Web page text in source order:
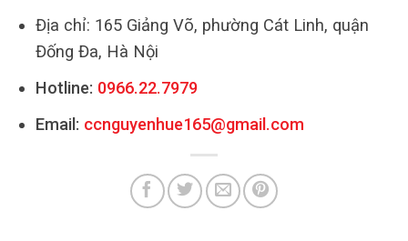
Địa chỉ: 165 Giảng Võ, phường Cát Linh, quận
Đống Đa, Hà Nội
Hotline: 0966.22.7979
Email: ccnguyenhue165@gmail.com